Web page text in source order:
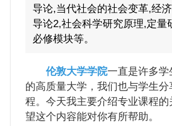
导论,当代社会的社会变革,经
导论2,社会科学研究原理,定量
必修模块等。
伦敦大学学院一直是许多学
的高质量大学，我们也与学生
程。今天我主要介绍专业课程
望这个内容能对你有所帮助。